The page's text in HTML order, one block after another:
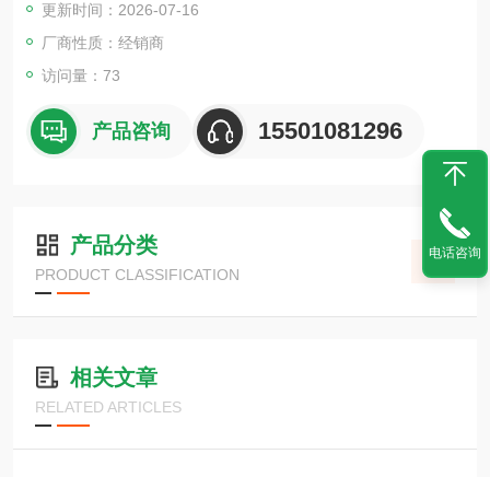
（电机防护等级 IP55）。
更新时间：2026-07-16
厂商性质：经销商
访问量：73
产品咨询 15501081296
产品分类
PRODUCT CLASSIFICATION
相关文章
RELATED ARTICLES
电话咨询